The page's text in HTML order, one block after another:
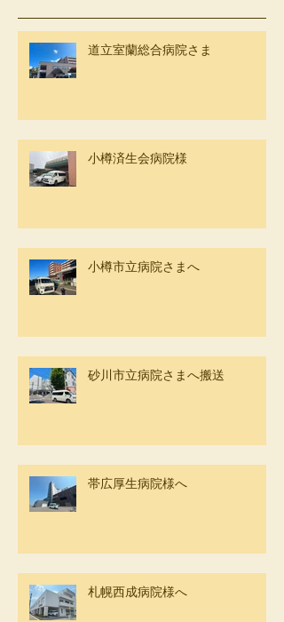
道立室蘭総合病院さま
小樽済生会病院様
小樽市立病院さまへ
砂川市立病院さまへ搬送
帯広厚生病院様へ
札幌西成病院様へ